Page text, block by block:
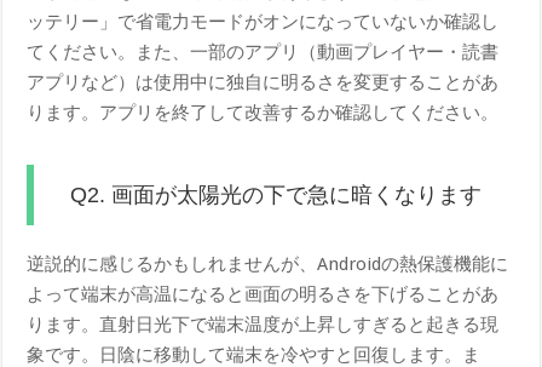
ッテリー」で省電力モードがオンになっていないか確認し
てください。また、一部のアプリ（動画プレイヤー・読書
アプリなど）は使用中に独自に明るさを変更することがあ
ります。アプリを終了して改善するか確認してください。
Q2. 画面が太陽光の下で急に暗くなります
逆説的に感じるかもしれませんが、Androidの熱保護機能に
よって端末が高温になると画面の明るさを下げることがあ
ります。直射日光下で端末温度が上昇しすぎると起きる現
象です。日陰に移動して端末を冷やすと回復します。ま